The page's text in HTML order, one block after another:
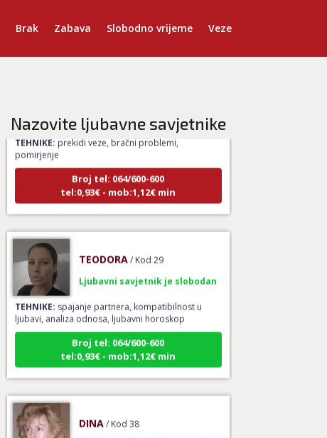
Brak Zabava Slobodno vrijeme Veze
Nazovite ljubavne savjetnike
TEHNIKE:prekidi veze, bračni problemi,
pomirjenje
Broj tel: 064/600-600
tel:0,93€ - mob:1,12€ min
TEHNIKE:spajanje partnera, kompatibilnost u
ljubavi, analiza odnosa, ljubavni horoskop
Broj tel: 064/600-600
tel:0,93€ - mob:1,12€ min